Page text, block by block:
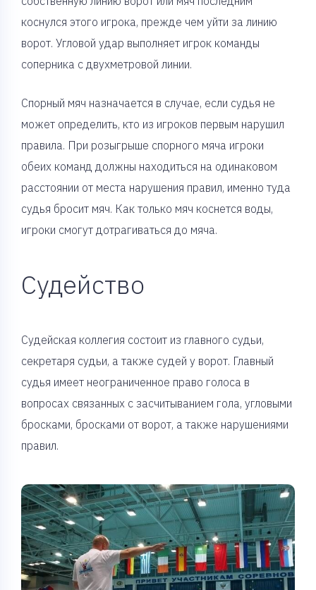
коснулся этого игрока, прежде чем уйти за линию
ворот. Угловой удар выполняет игрок команды
соперника с двухметровой линии.
Спорный мяч назначается в случае, если судья не
может определить, кто из игроков первым нарушил
правила. При розыгрыше спорного мяча игроки
обеих команд должны находиться на одинаковом
расстоянии от места нарушения правил, именно туда
судья бросит мяч. Как только мяч коснется воды,
игроки смогут дотрагиваться до мяча.
Судейство
Судейская коллегия состоит из главного судьи,
секретаря судьи, а также судей у ворот. Главный
судья имеет неограниченное право голоса в
вопросах связанных с засчитыванием гола, угловыми
бросками, бросками от ворот, а также нарушениями
правил.